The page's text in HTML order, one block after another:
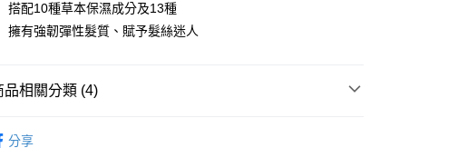
Pay
遊付
搭配10種草本保濕成分及13種
擁有強韌彈性髮質、賦予髮絲迷人
品相關分類 (4)
分享